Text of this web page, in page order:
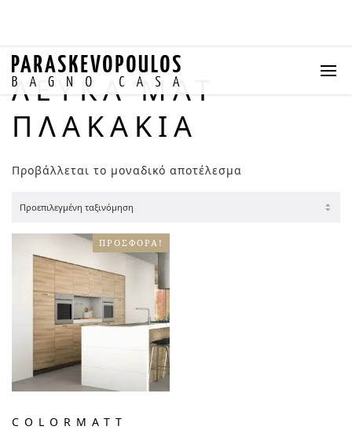
ΛΕΥΚΆ ΜΑΤ
ΠΛΑΚΆΚΙΑ
Προβάλλεται το μοναδικό αποτέλεσμα
ΠΡΟΣΦΟΡΆ!
COLORMATT